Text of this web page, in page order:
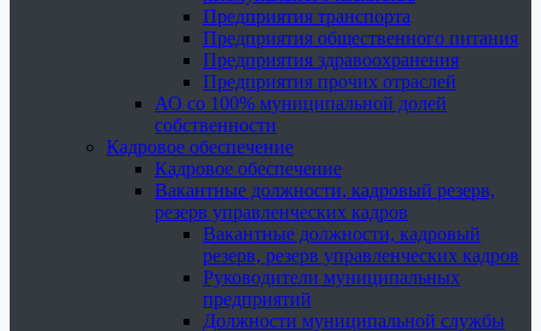
Предприятия транспорта
Предприятия общественного питания
Предприятия здравоохранения
Предприятия прочих отраслей
АО со 100% муниципальной долей
собственности
Кадровое обеспечение
Кадровое обеспечение
Вакантные должности, кадровый резерв,
резерв управленческих кадров
Вакантные должности, кадровый
резерв, резерв управленческих кадров
Руководители муниципальных
предприятий
Должности муниципальной службы